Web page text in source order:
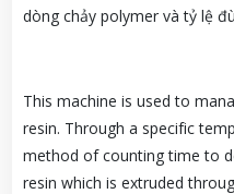
dòng chảy polymer và tỷ lệ
This machine is used to
resin. Through a specific
method of counting time to
resin which is extruded